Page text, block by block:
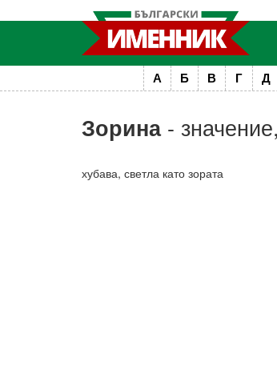
А Б В Г Д
Зорина-
хубава, светла като зората